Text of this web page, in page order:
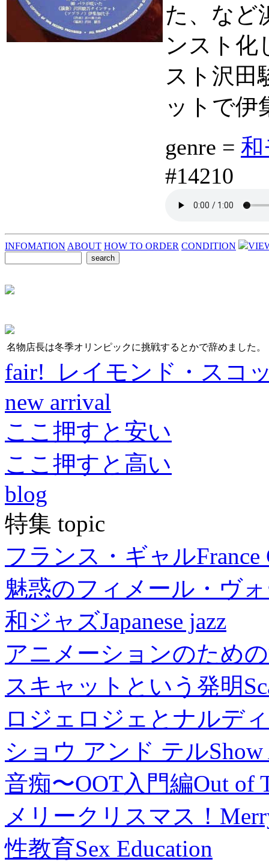
た、など
ンスト化
スト沢田
ットで伊
genre = 和
#14210
INFOMATION ABOUT HOW TO ORDER CONDITION
名物店長は冬季オリンピックに挑戦するとかで辞めました。
fair! レイモンド・スコ
new arrival
ここ押すと安い
ここ押すと高い
blog
特集 topic
フランス・ギャルFrance
魅惑のフィメール・ヴ
和ジャズJapanese jazz
アニメーションのため
スキャットという発明
ロジェロジェとナルデ
ショウ アンド テル
音痴〜OOT入門編Out of
メリークリスマス！
性教育Sex Education